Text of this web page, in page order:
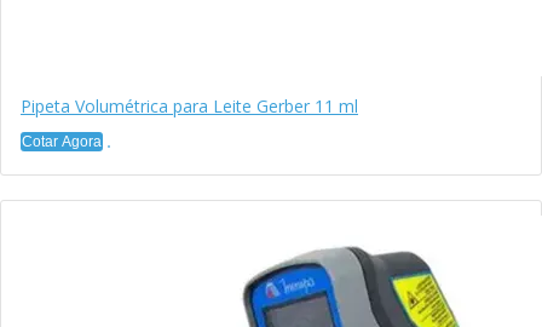
Pipeta Volumétrica para Leite Gerber 11 ml
Cotar Agora